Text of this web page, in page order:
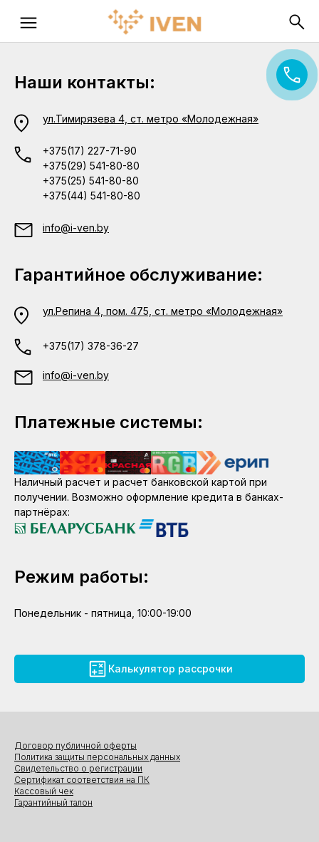
Наши контакты:
ул.Тимирязева 4, ст. метро «Молодежная»
+375(17) 227-71-90
+375(29) 541-80-80
+375(25) 541-80-80
+375(44) 541-80-80
info@i-ven.by
Гарантийное обслуживание:
ул.Репина 4, пом. 475, ст. метро «Молодежная»
+375(17) 378-36-27
info@i-ven.by
Платежные системы:
Наличный расчет и расчет банковской картой при
получении. Возможно оформление кредита в банках-
партнёрах:
Режим работы:
Понедельник - пятница, 10:00-19:00
Калькулятор рассрочки
Договор публичной оферты
Политика защиты персональных данных
Свидетельство о регистрации
Сертификат соответствия на ПК
Кассовый чек
Гарантийный талон